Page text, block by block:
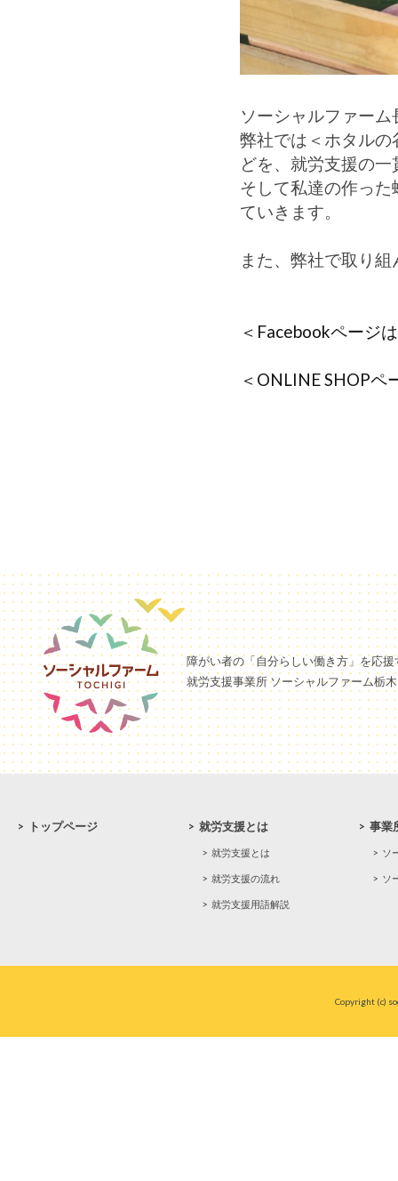
ソーシャルファー
弊社では＜ホタル
どを、就労支援の
そして私達の作っ
ていきます。
また、弊社で取り
＜Facebookページ
＜ONLINE SHOPペ
障がい者の「自分らしい働き方」を応援
就労支援事業所 ソーシャルファーム栃木
> トップページ > 就労支援とは
> 就労支援とは
> 就労支援の流れ
> 就労支援用語解説
> 事業
> ソ
> ソ
Copyright (c)